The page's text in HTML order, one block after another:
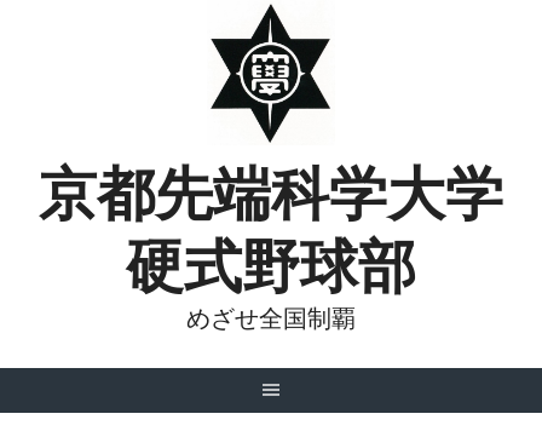
京都先端科学大学
硬式野球部
めざせ全国制覇